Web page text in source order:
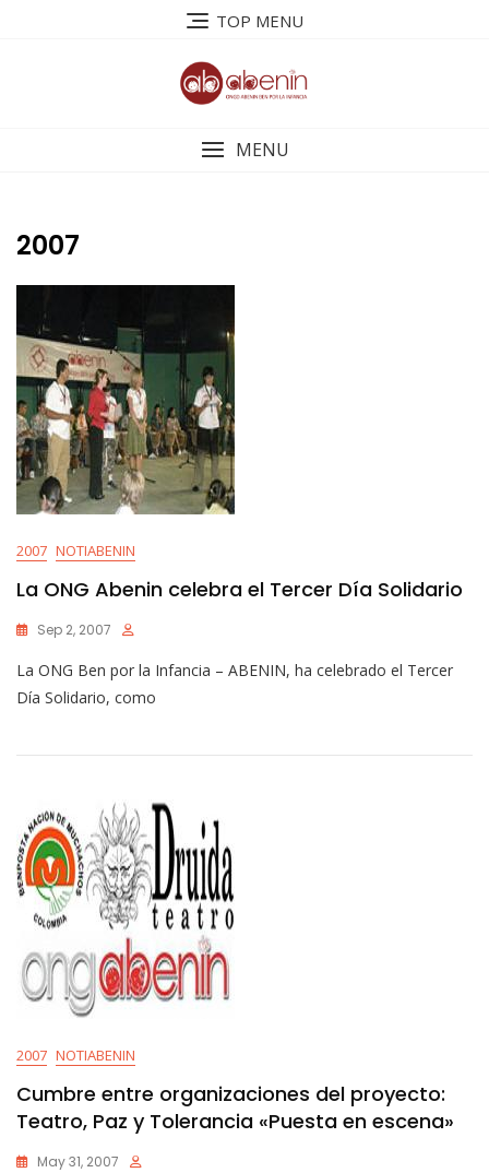
TOP MENU
MENU
2007
2007 NOTIABENIN
La ONG Abenin celebra el Tercer Día Solidario
Sep 2, 2007
La ONG Ben por la Infancia – ABENIN, ha celebrado el Tercer
Día Solidario, como
2007 NOTIABENIN
Cumbre entre organizaciones del proyecto:
Teatro, Paz y Tolerancia «Puesta en escena»
May 31, 2007